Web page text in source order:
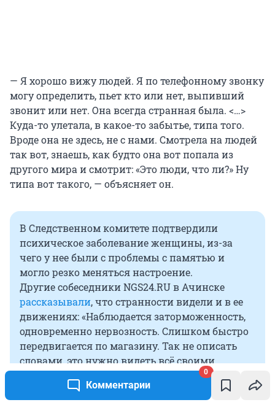
Комментарии
0
— Я хорошо вижу людей. Я по телефонному звонку
могу определить, пьет кто или нет, выпивший
звонит или нет. Она всегда странная была. <…>
Куда-то улетала, в какое-то забытье, типа того.
Вроде она не здесь, не с нами. Смотрела на людей
так вот, знаешь, как будто она вот попала из
другого мира и смотрит: «Это люди, что ли?» Ну
типа вот такого, — объясняет он.
В Следственном комитете подтвердили
психическое заболевание женщины, из-за
чего у нее были с проблемы с памятью и
могло резко меняться настроение.
Другие собеседники NGS24.RU в Ачинске
рассказывали, что странности видели и в ее
движениях: «Наблюдается заторможенность,
одновременно нервозность. Слишком быстро
передвигается по магазину. Так не описать
словами, это нужно видеть всё своими